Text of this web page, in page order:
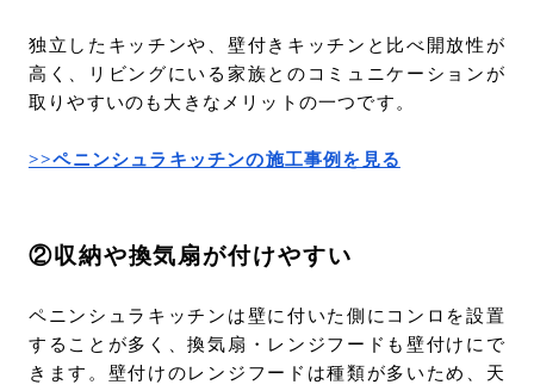
独立したキッチンや、壁付きキッチンと比べ開放性が
高く、リビングにいる家族とのコミュニケーションが
取りやすいのも大きなメリットの一つです。
>>ペニンシュラキッチンの施工事例を見る
②収納や換気扇が付けやすい
ペニンシュラキッチンは壁に付いた側にコンロを設置
することが多く、換気扇・レンジフードも壁付けにで
きます。壁付けのレンジフードは種類が多いため、天